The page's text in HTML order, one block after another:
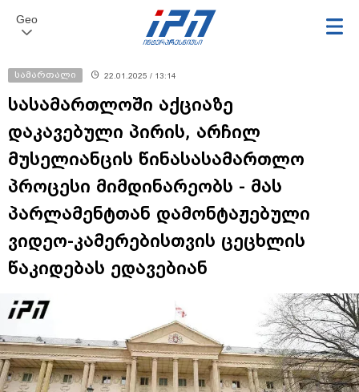
Geo
სამართალი 22.01.2025 / 13:14
სასამართლოში აქციაზე
დაკავებული პირის, არჩილ
მუსელიანცის წინასასამართლო
პროცესი მიმდინარეობს - მას
პარლამენტთან დამონტაჟებული
ვიდეო-კამერებისთვის ცეცხლის
წაკიდებას ედავებიან